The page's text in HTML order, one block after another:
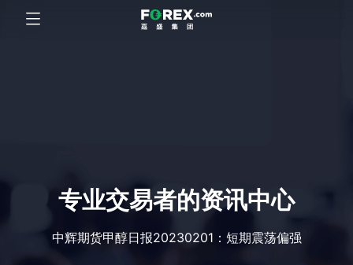
专业交易者的资讯中心
中辉期货甲醇日报20230201：短期震荡偏强